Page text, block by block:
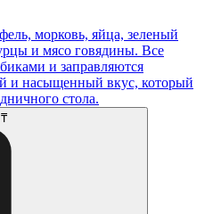
морковь, яйца, зеленый
и мясо говядины. Все
и заправляются
и насыщенный вкус, который
стола.